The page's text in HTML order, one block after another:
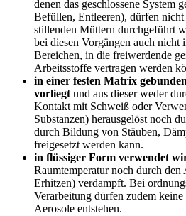
denen das geschlossene System
Befüllen, Entleeren), dürfen
stillenden Müttern durchgeführt
bei diesen Vorgängen auch nicht
Bereichen, in die freiwerdende
Arbeitsstoffe vertragen werden
in einer festen Matrix
vorliegt und aus dieser weder
Kontakt mit Schweiß oder
Substanzen) herausgelöst noch
durch Bildung von Stäuben,
freigesetzt werden kann.
in flüssiger Form verwendet
Raumtemperatur noch durch den
Erhitzen) verdampft. Bei
Verarbeitung dürfen zudem
Aerosole entstehen.